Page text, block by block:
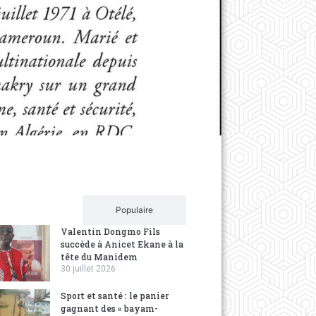
9 years
Auteur
en
Populaire
Valentin Dongmo Fils
succède à Anicet Ekane à la
tête du Manidem
30 juillet 2026
Sport et santé : le panier
gagnant des « bayam-